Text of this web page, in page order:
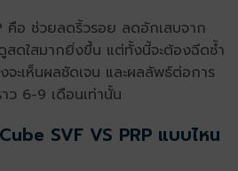
คือ ช่วยลดริ้วรอย ลดอักเสบจาก
สดใสมากยิ่งขึ้น แต่ทั้งนี้จะต้องฉีดซ้ำ
ะเห็นผลชัดเจน และผลลัพธ์ต่อการ
ว 6-9 เดือนเท่านั้น
SVF VS PRP แบบไหน